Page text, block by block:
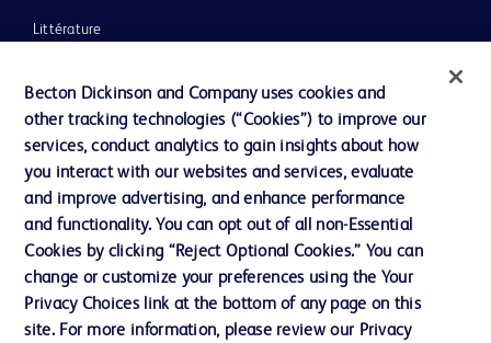
Littérature
Notre entreprise
Éthique et conformité
Nous contacter
Préférences en matière de cookies
Becton Dickinson and Company uses cookies and
other tracking technologies (“Cookies”) to improve our
services, conduct analytics to gain insights about how
you interact with our websites and services, evaluate
and improve advertising, and enhance performance
and functionality. You can opt out of all non-Essential
Cookies by clicking “Reject Optional Cookies.” You can
change or customize your preferences using the Your
Privacy Choices link at the bottom of any page on this
site. For more information, please review our Privacy